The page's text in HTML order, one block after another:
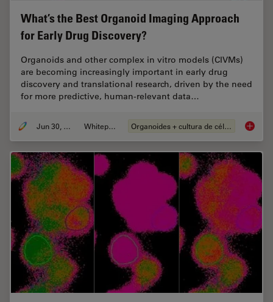
What’s the Best Organoid Imaging Approach
for Early Drug Discovery?
Organoids and other complex in vitro models (CIVMs)
are becoming increasingly important in early drug
discovery and translational research, driven by the need
for more predictive, human-relevant data…
Jun 30, 2026 Whitepaper Organoides + cultura de células 3D